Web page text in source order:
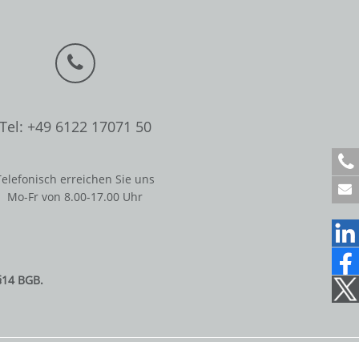
+
4
9
2
2
1
7
0
1
Tel: +49 6122 17071 50
erreichen Sie uns
Mo-Fr von 8.00-17.00 Uhr
BGB.